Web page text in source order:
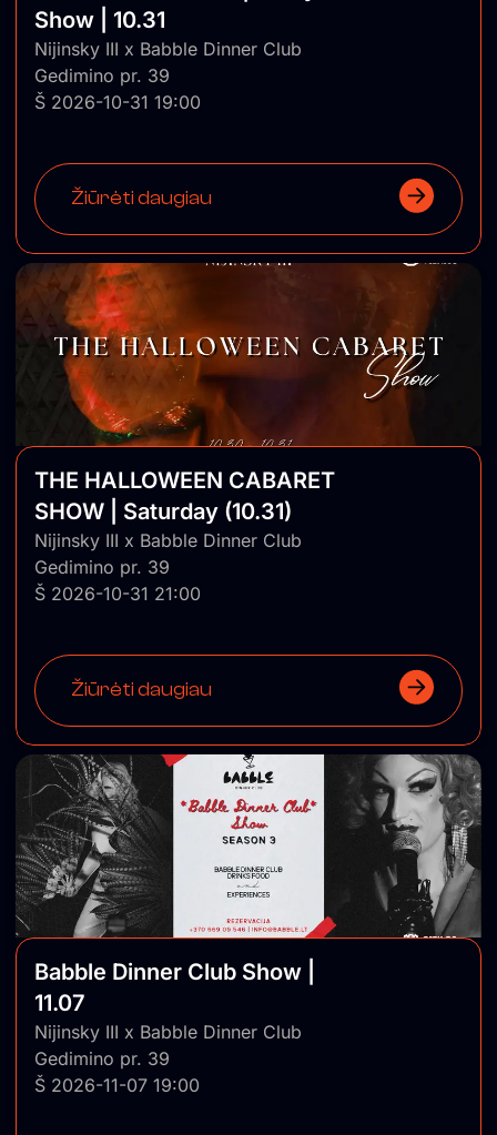
Show | 10.31
Nijinsky III x Babble Dinner Club
Gedimino pr. 39
Š 2026-10-31 19:00
Žiūrėti daugiau
THE HALLOWEEN CABARET
SHOW | Saturday (10.31)
Nijinsky III x Babble Dinner Club
Gedimino pr. 39
Š 2026-10-31 21:00
Žiūrėti daugiau
Babble Dinner Club Show |
11.07
Nijinsky III x Babble Dinner Club
Gedimino pr. 39
Š 2026-11-07 19:00